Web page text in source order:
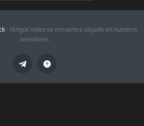
- Ningún vídeo se encuentra alojado en nuestros
servidores.